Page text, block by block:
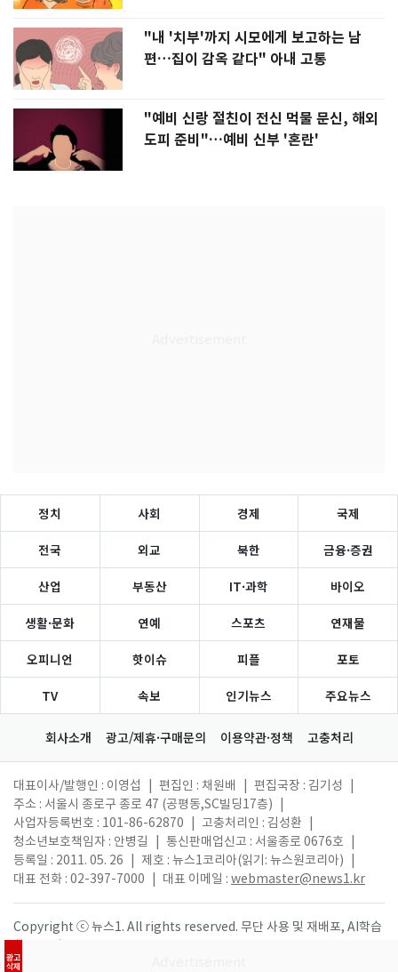
"내 '치부'까지 시모에게 보고하는 남
편…집이 감옥 같다" 아내 고통
"예비 신랑 절친이 전신 먹물 문신, 해외
도피 준비"…예비 신부 '혼란'
광고
삭제
정치 사회 경제 국제
전국 외교 북한 금융·증권
산업 부동산 IT·과학 바이오
생활·문화 연예 스포츠 연재물
오피니언 핫이슈 피플 포토
TV 속보 인기뉴스 주요뉴스
회사소개 광고/제휴·구매문의 이용약관·정책 고충처리
대표이사/발행인 : 이영섭 편집인 : 채원배 편집국장 : 김기성
주소 : 서울시 종로구 종로 47 (공평동,SC빌딩17층)
사업자등록번호 : 101-86-62870
고충처리인 : 김성환
청소년보호책임자 : 안병길
통신판매업신고 : 서울종로 0676호
등록일 : 2011. 05. 26
제호 : 뉴스1코리아(읽기: 뉴스원코리아)
대표 전화 : 02-397-7000
대표 이메일 : webmaster@news1.kr
Copyright ⓒ 뉴스1. All rights reserved. 무단 사용 및 재배포, AI학습
활용 금지.